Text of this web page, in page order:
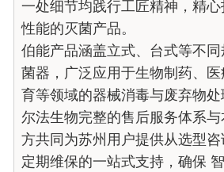
一处细节均践行工匠精神，精
性能的灭菌产品。
伯能产品涵盖立式、台式等不
菌器，广泛应用于生物制药、
育等领域的器械消毒与废弃物
尔法生物完整的售后服务体系
方共同为苏州用户提供从选型咨
定期维保的一站式支持，确保